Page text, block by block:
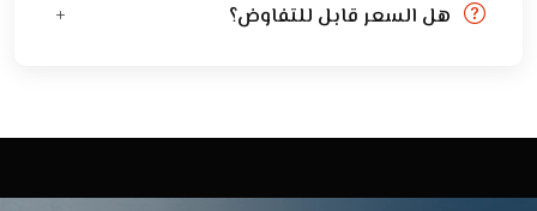
هل السعر قابل للتفاوض؟